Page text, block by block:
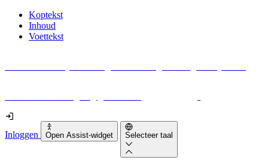
Koptekst
Inhoud
Voettekst
Inloggen Open Assist-widget Selecteer taal